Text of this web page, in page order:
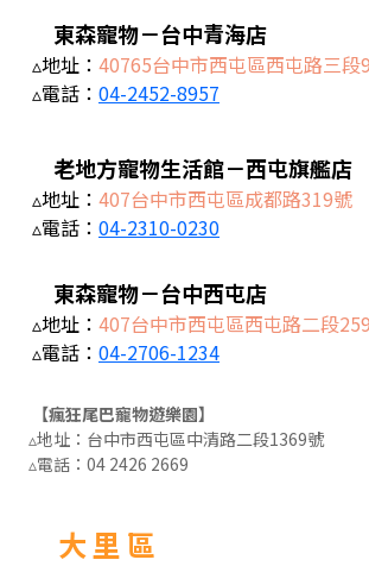
東森寵物－台中青海店
▵地址： 40765台中市西屯區西屯路三段
▵電話： 04-2452-8957
老地方寵物生活館－西屯旗艦店
▵地址： 407台中市西屯區成都路319號
▵電話： 04-2310-0230
東森寵物－台中西屯店
▵地址： 407台中市西屯區西屯路二段
▵電話： 04-2706-1234
【瘋狂尾巴寵物遊樂園】
▵地址：台中市西屯區中清路二段1369號
▵電話： 04 2426 2669
大 里 區